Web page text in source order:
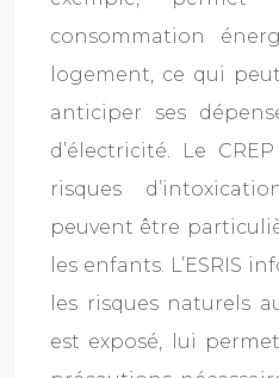
consommation
logement, ce qui
anticiper ses
d’électricité. Le
risques
peuvent être
les enfants. L’ESRIS
les risques naturels
est exposé, lui